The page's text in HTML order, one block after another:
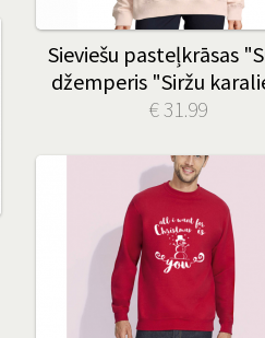
Sieviešu pasteļkrāsas
džemperis "Siržu
€ 31.99